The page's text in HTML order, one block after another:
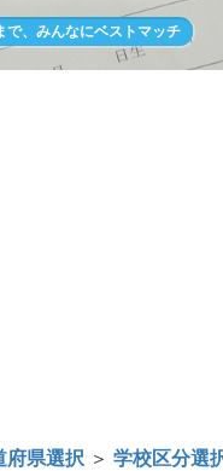
で、みんなにベストマッチ
府県選択 ＞ 学校区分選